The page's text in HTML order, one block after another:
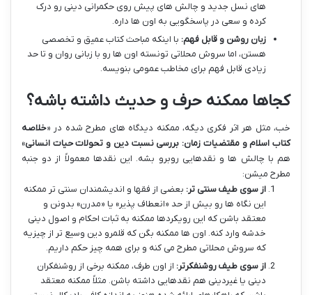
های نسل جدید و چالش های پیش روی حکمرانی دینی رو درک
کرده و سعی در پاسخگویی به اون ها داره.
زبان روشن و قابل فهم: با اینکه مباحث کتاب عمیق و تخصصی
هستن، اما سروش محلاتی تونسته اون ها رو با زبانی روان و تا حد
زیادی قابل فهم برای مخاطب عمومی بنویسه.
کجاها ممکنه حرف و حدیث داشته باشه؟
خب، مثل هر اثر فکری دیگه، ممکنه دیدگاه های مطرح شده در «خلاصه
کتاب اسلام و مقتضیات زمان: بررسی نسبت دین و تحولات حیات انسانی»
هم با چالش ها و نقدهایی روبرو بشه. این نقدها معمولاً از دو جنبه
مطرح میشن:
از سوی طیف سنتی تر: بعضی از فقها و اندیشمندان سنتی تر ممکنه
این نگاه ها رو بیش از حد «انعطاف پذیر» یا «مدرن» بدونن و
معتقد باشن که این رویکردها ممکنه به ثبات احکام و اصول دینی
خدشه وارد کنه. اون ها ممکنه بگن که قلمرو دین وسیع تر از چیزیه
که سروش محلاتی مطرح می کنه و برای همه چیز حکم داریم.
از سوی طیف روشنفکرتر: از اون طرف، ممکنه برخی از روشنفکران
دینی یا غیردینی هم نقدهایی داشته باشن. مثلاً ممکنه معتقد